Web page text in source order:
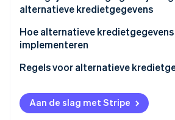
Risico’s beheren
Fraude opsporen
alternatieve kredietgegevens
Kwaliteit en nauwkeurigheid van
Wettelijke compliance
Ethische overwegingen
Technische integratie
Hoe alternatieve
implementeren
Bepaal je doelen en behoeften
Kies een gegevensleverancier
Data integreren in systemen
Regels voor alternatieve
Fair Credit Reporting Act (FCRA)
Equal Credit Opportunity Act
Aan de slag met Stripe